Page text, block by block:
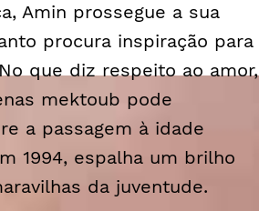
Amin prossegue a sua
procura inspiração para
que diz respeito ao amor,
mektoub pode
a passagem à idade
1994, espalha um brilho
da juventude.